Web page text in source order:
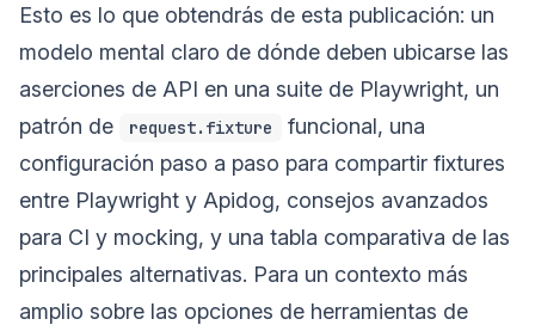
Esto es lo que obtendrás de esta publicación: un
modelo mental claro de dónde deben ubicarse las
aserciones de API en una suite de Playwright, un
patrón de
request.fixture
funcional, una
configuración paso a paso para compartir fixtures
entre Playwright y Apidog, consejos avanzados
para CI y mocking, y una tabla comparativa de las
principales alternativas. Para un contexto más
amplio sobre las opciones de herramientas de